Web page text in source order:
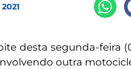
desta segunda-feira
outra